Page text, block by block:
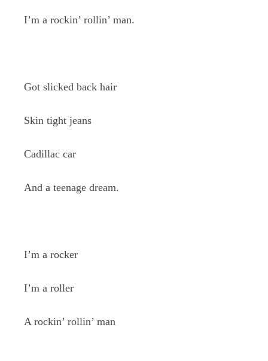
I’m a rockin’ rollin’ man.
Got slicked back hair
Skin tight jeans
Cadillac car
And a teenage dream.
I’m a rocker
I’m a roller
A rockin’ rollin’ man